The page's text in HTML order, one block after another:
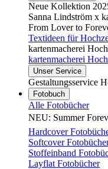
Neue Kollektion
Sanna Lindström x
From Lover to
Textideen für
kartenmacherei
kartenmacherei
Unser Service
Gestaltungsservice
Fotobuch
Alle Fotobücher
NEU: Summer
Hardcover
Softcover
Stoffeinband
Layflat Fotobücher